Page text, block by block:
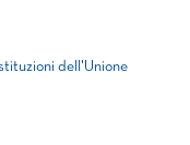
dell'Unione